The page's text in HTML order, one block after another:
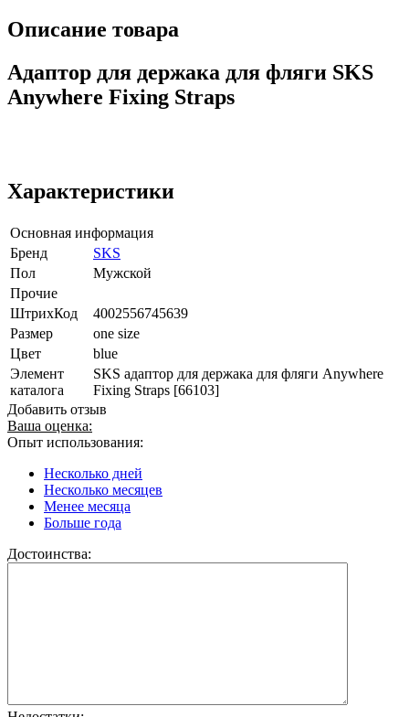
Описание товара
Адаптор для держака для фляги SKS
Anywhere Fixing Straps
Характеристики
Основная информация
Бренд
SKS
Пол
Мужской
Прочие
ШтрихКод
4002556745639
Размер
one size
Цвет
blue
Элемент
каталога
SKS адаптор для держака для фляги Anywhere
Fixing Straps [66103]
Добавить отзыв
Ваша оценка:
Опыт использования:
Несколько дней
Несколько месяцев
Менее месяца
Больше года
Достоинства: